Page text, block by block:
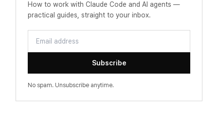
How to work with Claude Code and AI agents —
practical guides, straight to your inbox.
Subscribe
No spam. Unsubscribe anytime.